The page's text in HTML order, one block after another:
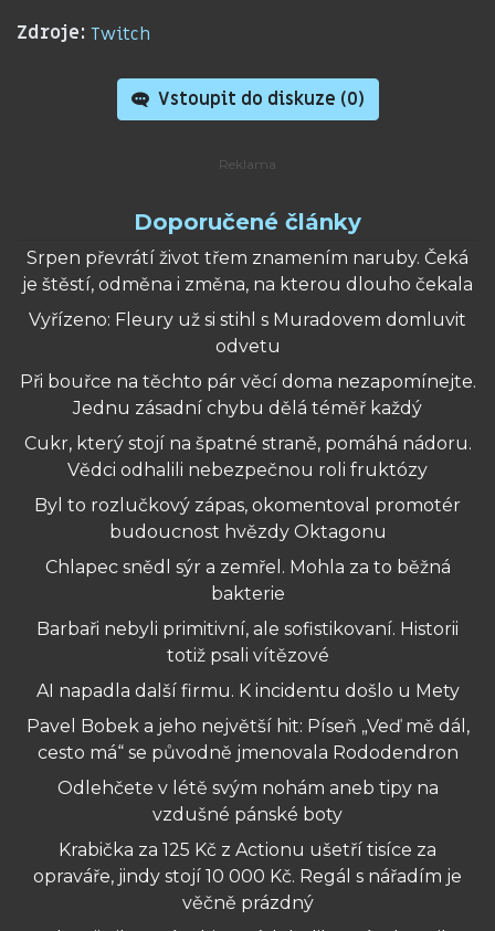
Zdroje: Twitch
Vstoupit do diskuze (0)
Doporučené články
Srpen převrátí život třem znamením naruby. Čeká
je štěstí, odměna i změna, na kterou dlouho čekala
Vyřízeno: Fleury už si stihl s Muradovem domluvit
odvetu
Při bouřce na těchto pár věcí doma nezapomínejte.
Jednu zásadní chybu dělá téměř každý
Cukr, který stojí na špatné straně, pomáhá nádoru.
Vědci odhalili nebezpečnou roli fruktózy
Byl to rozlučkový zápas, okomentoval promotér
budoucnost hvězdy Oktagonu
Chlapec snědl sýr a zemřel. Mohla za to běžná
bakterie
Barbaři nebyli primitivní, ale sofistikovaní. Historii
totiž psali vítězové
AI napadla další firmu. K incidentu došlo u Mety
Pavel Bobek a jeho největší hit: Píseň „Veď mě dál,
cesto má“ se původně jmenovala Rododendron
Odlehčete v létě svým nohám aneb tipy na
vzdušné pánské boty
Krabička za 125 Kč z Actionu ušetří tisíce za
opraváře, jindy stojí 10 000 Kč. Regál s nářadím je
věčně prázdný